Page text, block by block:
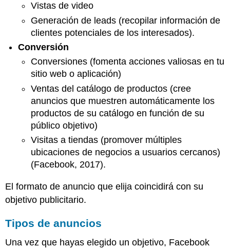
Opciones
de
segmentación
Consejos
publicitarios
en
Twitter
de
anuncios
ofrecidos
Opciones
de
segmentación
Tips
en
Nota
Pinterest
Vistas de video
Generación de leads (recopilar información de
clientes potenciales de los interesados).
Conversión
Conversiones (fomenta acciones valiosas en tu
sitio web o aplicación)
Ventas del catálogo de productos (cree
anuncios que muestren automáticamente los
productos de su catálogo en función de su
público objetivo)
Visitas a tiendas (promover múltiples
ubicaciones de negocios a usuarios cercanos)
(Facebook, 2017).
El formato de anuncio que elija coincidirá con su
objetivo publicitario.
Tipos de anuncios
Una vez que hayas elegido un objetivo, Facebook